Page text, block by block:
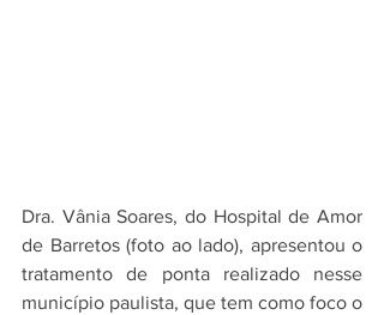
Dra. Vânia Soares, do Hospital de Amor
de Barretos (foto ao lado), apresentou o
tratamento de ponta realizado nesse
município paulista, que tem como foco o